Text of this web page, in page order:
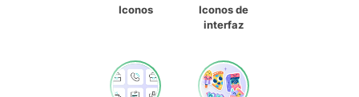
Iconos
Iconos de
interfaz